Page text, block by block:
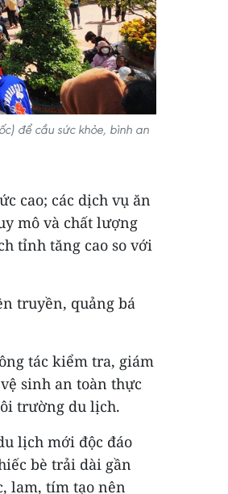
để cầu sức khỏe, bình an
cao; các dịch vụ ăn
mô và chất lượng
tỉnh tăng cao so với
truyền, quảng bá
tác kiểm tra, giám
sinh an toàn thực
trường du lịch.
lịch mới độc đáo
bè trải dài gần
lam, tím tạo nên